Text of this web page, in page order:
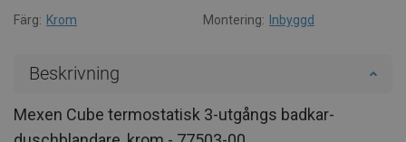
Färg: Krom Montering: Inbyggd
Beskrivning
Mexen Cube termostatisk 3-utgångs badkar-